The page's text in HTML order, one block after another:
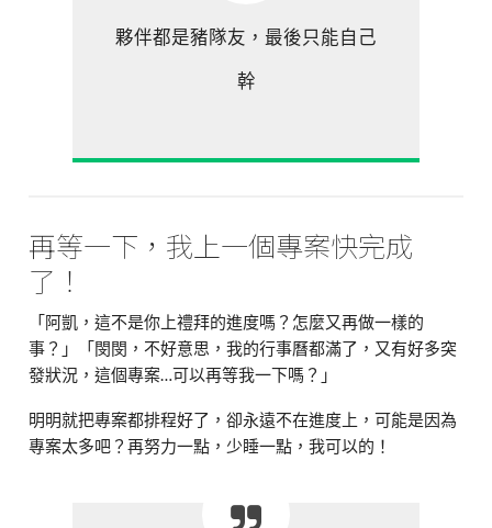
夥伴都是豬隊友，最後只能自己
幹
再等一下，我上一個專案快完成
了！
「阿凱，這不是你上禮拜的進度嗎？怎麼又再做一樣的
事？」「閔閔，不好意思，我的行事曆都滿了，又有好多突
發狀況，這個專案…可以再等我一下嗎？」
明明就把專案都排程好了，卻永遠不在進度上，可能是因為
專案太多吧？再努力一點，少睡一點，我可以的！